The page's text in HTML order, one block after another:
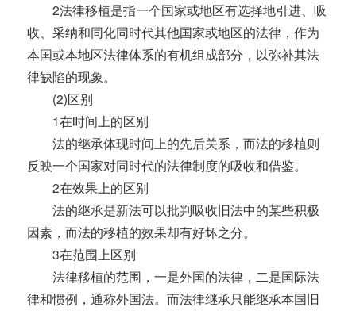
2法律移植是指一个国家或地区有选择地引进、吸
收、采纳和同化同时代其他国家或地区的法律，作为
本国或本地区法律体系的有机组成部分，以弥补其法
律缺陷的现象。
(2)区别
1在时间上的区别
法的继承体现时间上的先后关系，而法的移植则
反映一个国家对同时代的法律制度的吸收和借鉴。
2在效果上的区别
法的继承是新法可以批判吸收旧法中的某些积极
因素，而法的移植的效果却有好坏之分。
3在范围上区别
法律移植的范围，一是外国的法律，二是国际法
律和惯例，通称外国法。而法律继承只能继承本国旧